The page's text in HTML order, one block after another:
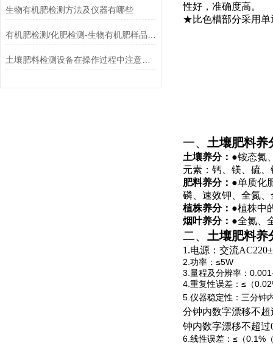
生物有机肥检测方法及仪器有哪些
土壤肥料检测设备在操作过程中注意事项
性好，准确度高。
★比色槽部分采用单
一、 土壤肥料养
土壤养分： ●铵态氮
元素：钙、镁、硫
肥料养分： ●单质化
磷、速效钾、全氮
植株养分： ●植株中
烟叶养分： ●全氮、
二、 土壤肥料养
1.电源：交流AC220±
2. 功率：≤5W
3. 量程及分辨率：
4. 重复性误差：≤ （
5. 仪器稳定性：三分钟
分钟内数字漂移不超
钟内数字漂移不超过
6. 线性误差：≤（0.1%